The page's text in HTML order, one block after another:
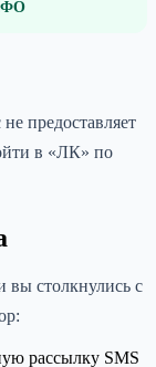
предоставляет
в «ЛК» по
вы столкнулись с
рассылку SMS